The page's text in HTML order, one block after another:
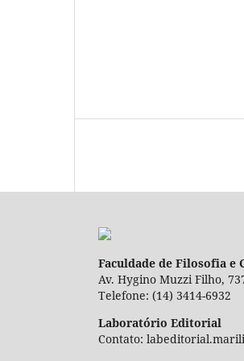
Faculdade de Filosofia e
Av. Hygino Muzzi Filho,
Telefone: (14) 3414-6932
Laboratório Editorial
Contato: